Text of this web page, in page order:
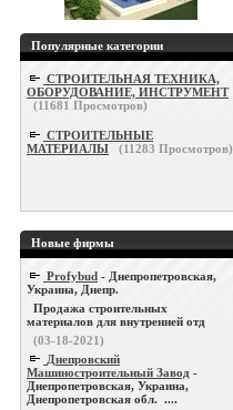
Популярные категории
СТРОИТЕЛЬНАЯ ТЕХНИКА,
ОБОРУДОВАНИЕ, ИНСТРУМЕНТ
(11681 Просмотров)
СТРОИТЕЛЬНЫЕ
МАТЕРИАЛЫ
(11283 Просмотров)
Новые фирмы
Profybud - Днепропетровская,
Украина, Днепр.
Продажа строительных
материалов для внутренней отд
(03-18-2021)
Днепровский
Машиностроительный Завод -
Днепропетровская, Украина,
Днепропетровская обл. ....